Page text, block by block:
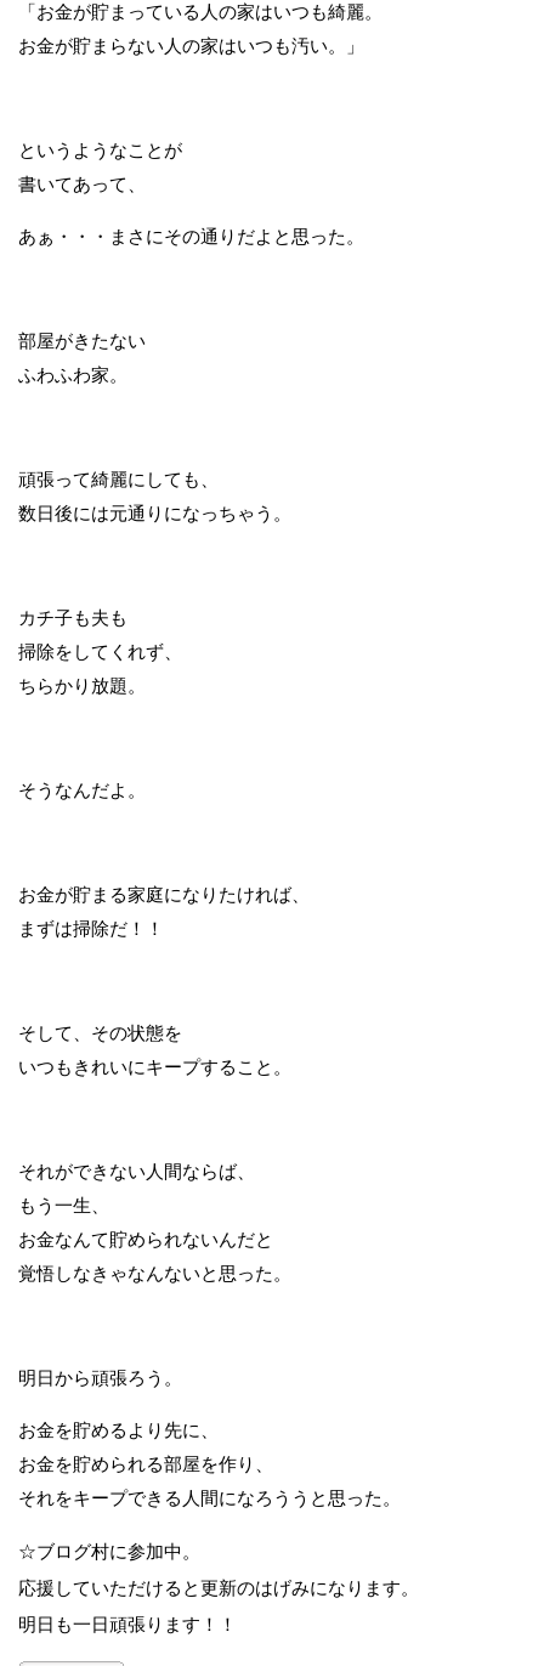
「お金が貯まっている人の家はいつも綺麗。
お金が貯まらない人の家はいつも汚い。」
というようなことが
書いてあって、
あぁ・・・まさにその通りだよと思った。
部屋がきたない
ふわふわ家。
頑張って綺麗にしても、
数日後には元通りになっちゃう。
カチ子も夫も
掃除をしてくれず、
ちらかり放題。
そうなんだよ。
お金が貯まる家庭になりたければ、
まずは掃除だ！！
そして、その状態を
いつもきれいにキープすること。
それができない人間ならば、
もう一生、
お金なんて貯められないんだと
覚悟しなきゃなんないと思った。
明日から頑張ろう。
お金を貯めるより先に、
お金を貯められる部屋を作り、
それをキープできる人間になろううと思った。
☆ブログ村に参加中。
応援していただけると更新のはげみになります。
明日も一日頑張ります！！